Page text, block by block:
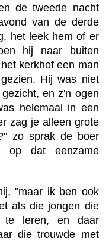
de tweede nacht
van de derde
het leek hem of er
hij naar buiten
kerkhof een man
Hij was niet
en z'n ogen
helemaal in een
zag je alleen grote
zo sprak de boer
op dat eenzame
"maar ik ben ook
als die jongen die
te leren, en daar
die trouwde met